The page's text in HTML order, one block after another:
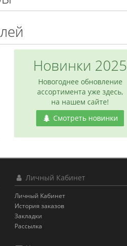
Новинки 2025
Новогоднее обновление
ассортимента уже здесь,
на нашем сайте!
Смотреть новинки
Личный Кабинет
Личный Кабинет
История заказов
Закладки
Рассылка